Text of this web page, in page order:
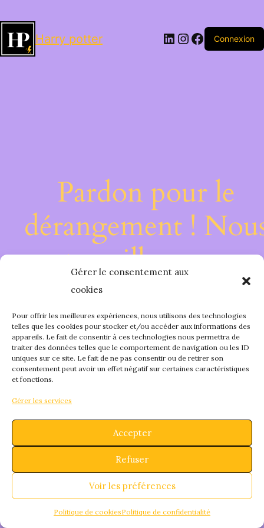
Gérer le consentement aux
cookies
Pour offrir les meilleures expériences, nous utilisons des technologies
telles que les cookies pour stocker et/ou accéder aux informations des
appareils. Le fait de consentir à ces technologies nous permettra de
traiter des données telles que le comportement de navigation ou les ID
uniques sur ce site. Le fait de ne pas consentir ou de retirer son
consentement peut avoir un effet négatif sur certaines caractéristiques
et fonctions.
Gérer les services
Accepter
Refuser
Voir les préférences
Politique de cookiesPolitique de confidentialité
Harry potter LinkedIn
Instagram
Facebook
Connexion
Pardon pour le
dérangement !
travaillons sur
quelque chose de
fantastique –
bientôt !